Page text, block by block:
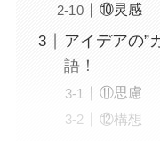
⑩灵感
アイデアの”
語！
⑪思慮
⑫構想